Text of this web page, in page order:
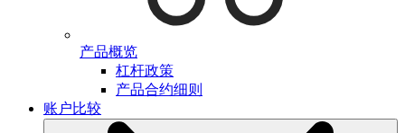
产品概览
杠杆政策
产品合约细则
账户比较